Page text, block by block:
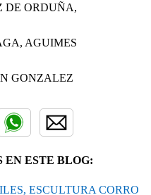
DE ORDUÑA,
AGUIMES
GONZALEZ
EN ESTE BLOG:
ESCULTURA CORRO